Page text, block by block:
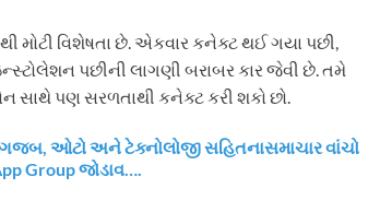
મોટી વિશેષતા છે. એકવાર કનેક્ટ થઈ ગયા પછી,
પછીની લાગણી બરાબર કાર જેવી છે. તમે
સાથે પણ સરળતાથી કનેક્ટ કરી શકો છો.
ઓટો અને ટેક્નોલોજી સહિતનાસમાચાર વાંચો
Group જોડાવ….